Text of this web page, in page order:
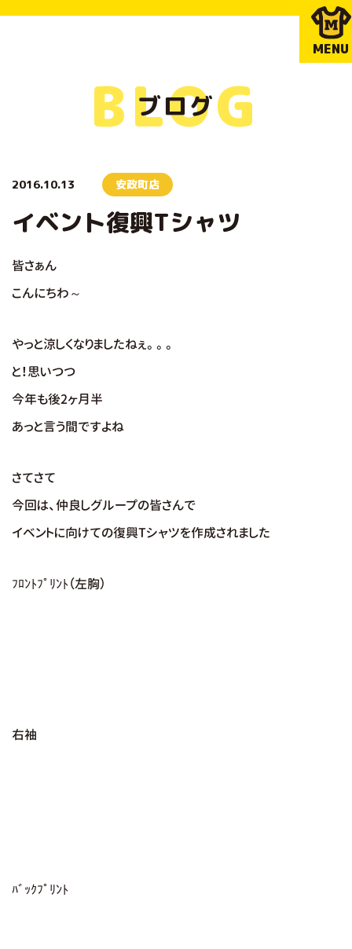
MENU
ブログ
BLOG
2016.10.13 安政町店
イベント復興Tシャツ
皆さぁん
こんにちわ～
やっと涼しくなりましたねぇ。。。
と！思いつつ
今年も後2ヶ月半
あっと言う間ですよね
さてさて
今回は、仲良しグループの皆さんで
イベントに向けての復興Tシャツを作成されました
ﾌﾛﾝﾄﾌﾟﾘﾝﾄ（左胸）
右袖
ﾊﾞｯｸﾌﾟﾘﾝﾄ